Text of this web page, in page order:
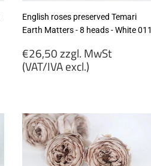
English roses preserved Temari
Earth Matters - 8 heads - White 011
Regular
price
€26,50 zzgl. MwSt
(VAT/IVA excl.)
MwSt
(VAT/IVA
excl.)